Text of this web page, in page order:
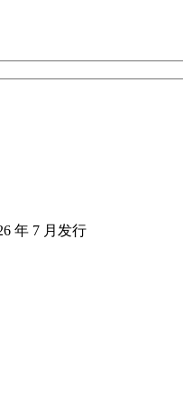
年 7 月发行